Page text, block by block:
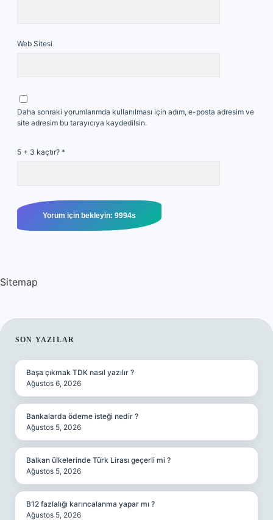
Web Sitesi
Daha sonraki yorumlarımda kullanılması için adım, e-posta adresim ve
site adresim bu tarayıcıya kaydedilsin.
5 + 3 kaçtır? *
Sitemap
SIDEBAR
SON YAZILAR
Başa çıkmak TDK nasıl yazılır ?
Ağustos 6, 2026
Bankalarda ödeme isteği nedir ?
Ağustos 5, 2026
Balkan ülkelerinde Türk Lirası geçerli mi ?
Ağustos 5, 2026
B12 fazlalığı karıncalanma yapar mı ?
Ağustos 5, 2026